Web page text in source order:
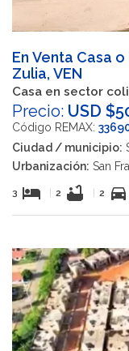
En Venta Casa
Zulia, VEN
Casa en sector
Precio: USD
Código REMAX:
Ciudad / municipio:
Urbanización: San
3 hotel 2 bathtub 2 directions_car